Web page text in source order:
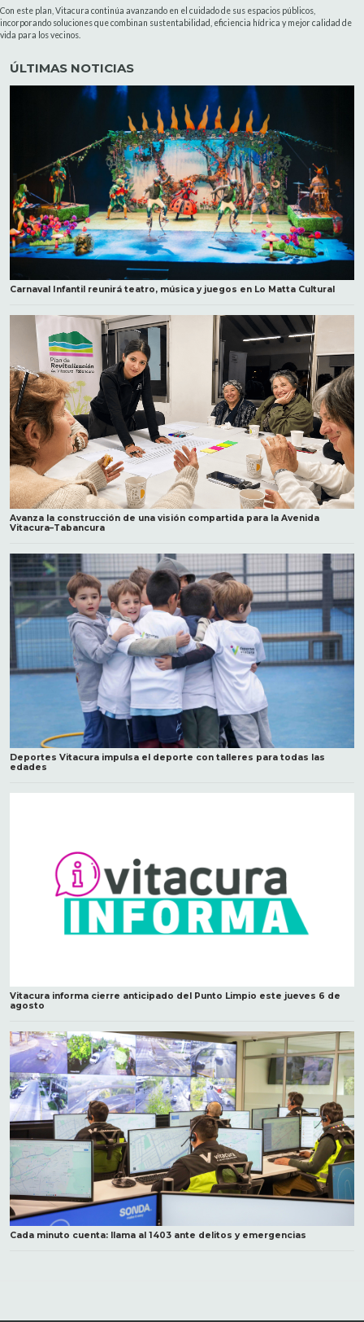
Con este plan, Vitacura continúa avanzando en el cuidado de sus espacios públicos,
incorporando soluciones que combinan sustentabilidad, eficiencia hídrica y mejor calidad de
vida para los vecinos.
ÚLTIMAS NOTICIAS
Carnaval Infantil reunirá teatro, música y juegos en Lo Matta Cultural
Avanza la construcción de una visión compartida para la Avenida
Vitacura–Tabancura
Deportes Vitacura impulsa el deporte con talleres para todas las
edades
Vitacura informa cierre anticipado del Punto Limpio este jueves 6 de
agosto
Cada minuto cuenta: llama al 1403 ante delitos y emergencias